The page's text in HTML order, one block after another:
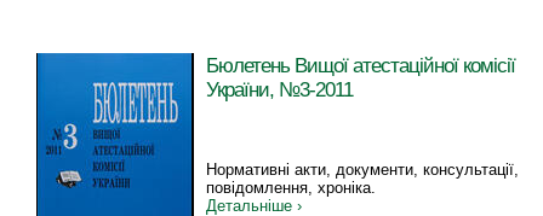
Бюлетень Вищої атестаційної комісії
України, №3-2011
Нормативні акти, документи, консультації,
повідомлення, хроніка.
Детальніше ›